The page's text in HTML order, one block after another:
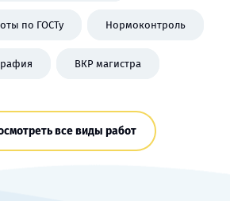
по ГОСТу Нормоконтроль
ВКР магистра
все виды работ